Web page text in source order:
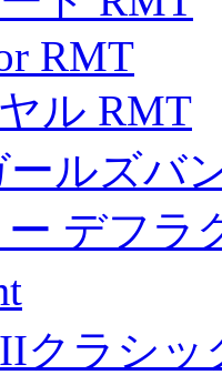
RMT
ル RMT
ルズバ
デフラ
クラシ